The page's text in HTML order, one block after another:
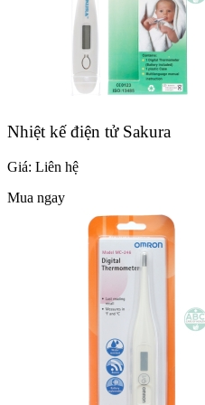
Nhiệt kế điện tử Sakura
Giá: Liên hệ
Mua ngay